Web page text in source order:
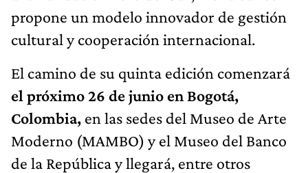
propone un modelo innovador de gestión
cultural y cooperación internacional.
El camino de su quinta edición comenzará
el próximo 26 de junio en Bogotá,
Colombia, en las sedes del Museo de Arte
Moderno (MAMBO) y el Museo del Banco
de la República y llegará, entre otros